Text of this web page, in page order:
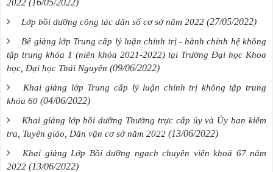
2022 (16/05/2022)
Lớp bồi dưỡng công tác dân số cơ sở năm 2022 (27/05/2022)
Bế giảng lớp Trung cấp lý luận chính trị - hành chính hệ không
tập trung khóa 1 (niên khóa 2021-2022) tại Trường Đại học Khoa
học, Đại học Thái Nguyên (09/06/2022)
Khai giảng lớp Trung cấp lý luận chính trị không tập trung
khóa 60 (04/06/2022)
Khai giảng lớp bồi dưỡng Thường trực cấp ủy và Ủy ban kiểm
tra, Tuyên giáo, Dân vận cơ sở năm 2022 (13/06/2022)
Khai giảng Lớp Bồi dưỡng ngạch chuyên viên khoá 67 năm
2022 (13/06/2022)